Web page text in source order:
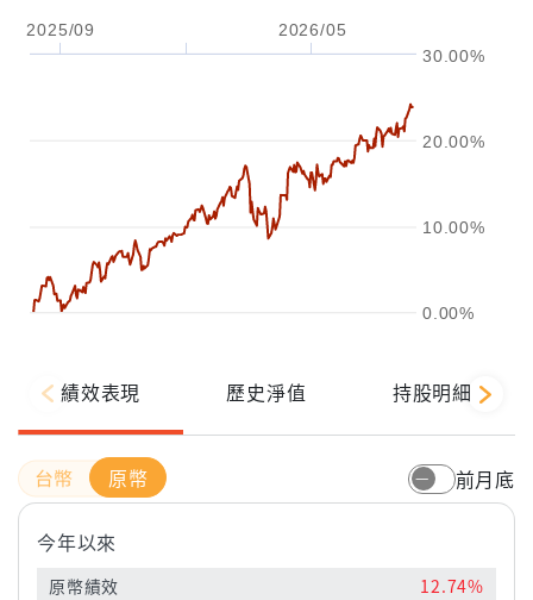
2025/09 2026/05
0.00%
10.00%
20.00%
30.00%
績效表現 歷史淨值 持股明細
原幣 前月底
今年以來
原幣績效
12.74%